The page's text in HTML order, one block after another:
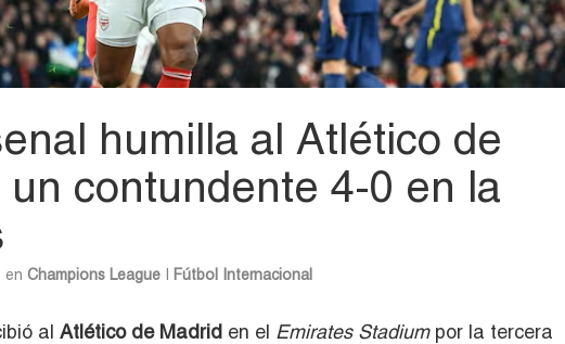
humilla al Atlético de
un contundente 4-0 en la
en Champions League Fútbol Internacional
al Atlético de Madrid en el Emirates Stadiumpor la tercera